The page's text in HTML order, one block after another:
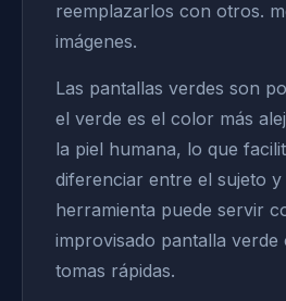
reemplazarlos con otros.
imágenes.
Las pantallas verdes son
el verde es el color más
la piel humana, lo que
diferenciar entre el sujeto y
herramienta puede servir
improvisado pantalla
tomas rápidas.